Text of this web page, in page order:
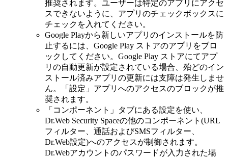
推奨されます。ユーザーは特定のアプリにアクセ
スできないように、アプリのチェックボックスに
チェックを入れてください。
Google Playから新しいアプリのインストールを防
止するには、Google Play ストアのアプリをブロ
ックしてください。Google Play ストアにてアプ
リの自動更新が設定されている場合、殆どのイン
ストール済みアプリの更新には支障は発生しませ
ん。「設定」アプリへのアクセスのブロックが推
奨されます。
「コンポーネント」タブにある設定を使い、
Dr.Web Security Spaceの他のコンポーネント(URL
フィルター、通話およびSMSフィルター、
Dr.Web設定)へのアクセスが制御されます。
Dr.Webアカウントのパスワードが入力された場